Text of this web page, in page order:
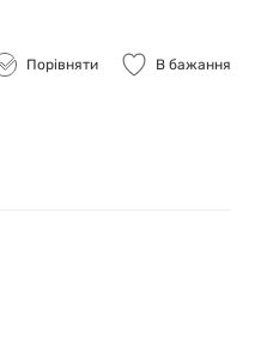
Порівняти В бажання